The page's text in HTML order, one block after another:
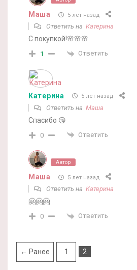
Маша 5 лет назад
Ответить на Катерина
С покупкой!🌸🌸🌸
1 Ответить
Катерина 5 лет назад
Ответить на Маша
Спасибо 😘
0 Ответить
Автор
Маша 5 лет назад
Ответить на Катерина
🤗🤗🤗
0 Ответить
← Ранее 1 2